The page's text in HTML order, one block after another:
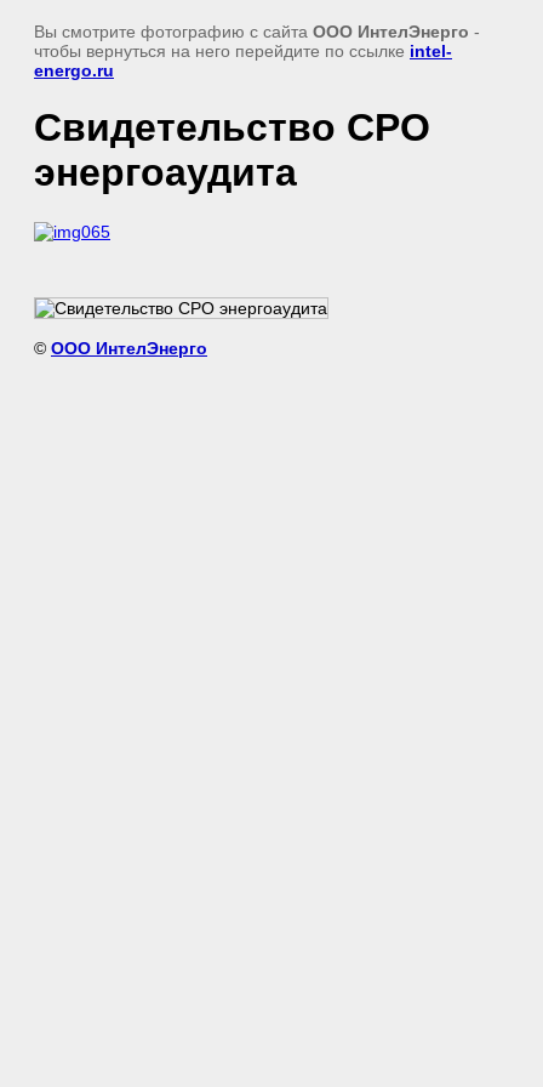
Вы смотрите фотографию с сайта ООО ИнтелЭнерго -
чтобы вернуться на него перейдите по ссылке intel-
energo.ru
Свидетельство СРО
энергоаудита
© ООО ИнтелЭнерго